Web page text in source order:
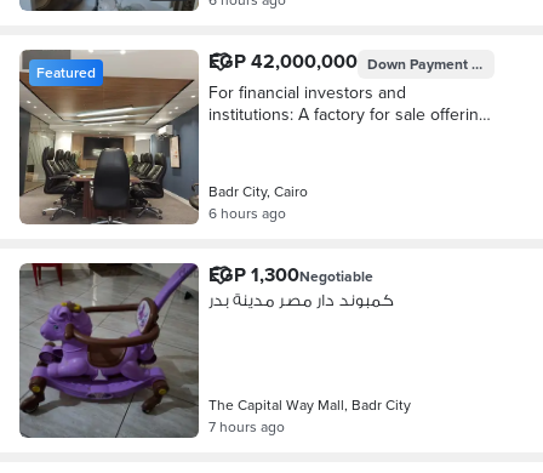
Featured EGP 42,000,000 Down PaymentEGP
For financial investors and
institutions: A factory for sale offering
Badr City, Cairo
6 hours ago
EGP 1,300Negotiable
كمبوند دار مصر مدينة بدر
The Capital Way Mall, Badr City
7 hours ago